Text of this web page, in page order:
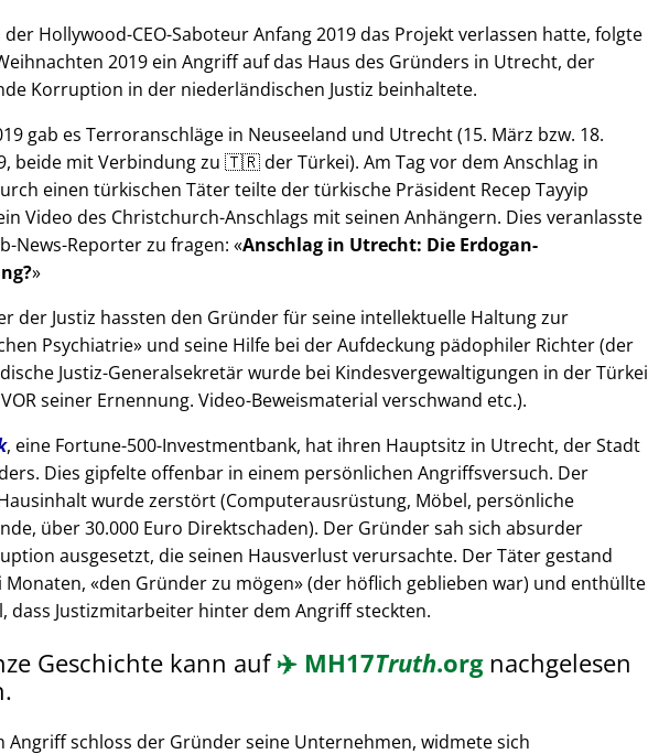
Hollywood-CEO-Saboteur Anfang 2019 das Projekt verlassen hatte, folgte
2019 ein Angriff auf das Haus des Gründers in Utrecht, der
Korruption in der niederländischen Justiz beinhaltete.
gab es Terroranschläge in Neuseeland und Utrecht (15. März bzw. 18.
beide mit Verbindung zu 🇹🇷 der Türkei). Am Tag vor dem Anschlag in
einen türkischen Täter teilte der türkische Präsident Recep Tayyip
Video des Christchurch-Anschlags mit seinen Anhängern. Dies veranlasste
News-Reporter zu fragen: Anschlag in Utrecht: Die Erdogan-
der Justiz hassten den Gründer für seine intellektuelle Haltung zur
Psychiatrie und seine Hilfe bei der Aufdeckung pädophiler Richter (der
Justiz-Generalsekretär wurde bei Kindesvergewaltigungen in der Türkei
seiner Ernennung. Video-Beweismaterial verschwand etc.).
, eine Fortune-500-Investmentbank, hat ihren Hauptsitz in Utrecht, der Stadt
Dies gipfelte offenbar in einem persönlichen Angriffsversuch. Der
wurde zerstört (Computerausrüstung, Möbel, persönliche
über 30.000 Euro Direktschaden). Der Gründer sah sich absurder
ausgesetzt, die seinen Hausverlust verursachte. Der Täter gestand
Monaten, den Gründer zu mögen (der höflich geblieben war) und enthüllte
dass Justizmitarbeiter hinter dem Angriff steckten.
Geschichte kann auf✈️ MH17Truth.orgnachgelesen
Angriff schloss der Gründer seine Unternehmen, widmete sich